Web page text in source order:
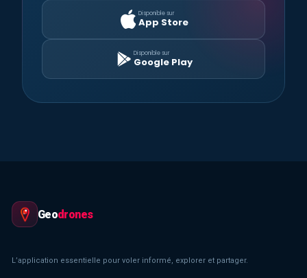
Disponible sur
App Store
Disponible sur
Google Play
Geodrones
L’application essentielle pour voler informé, explorer et partager.